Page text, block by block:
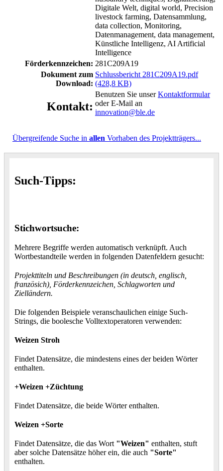
Digitale Welt, digital world, Precision
livestock farming, Datensammlung,
data collection, Monitoring,
Datenmanagement, data management,
Künstliche Intelligenz, AI Artificial
Intelligence
Förderkennzeichen: 281C209A19
Dokument zum
Download:
Schlussbericht 281C209A19.pdf
(428,8 KB)
Kontakt:
Benutzen Sie unserKontaktformular
oder E-Mail an
innovation@ble.de
Übergreifende Suche in allen Vorhaben des Projektträgers...
Such-Tipps:
Stichwortsuche:
Mehrere Begriffe werden automatisch verknüpft. Auch
Wortbestandteile werden in folgenden Datenfeldern gesucht:
Projekttiteln und Beschreibungen (in deutsch, englisch,
französich), Förderkennzeichen, Schlagworten und
Zielländern.
Die folgenden Beispiele veranschaulichen einige Such-
Strings, die boolesche Volltextoperatoren verwenden:
Weizen Stroh
Findet Datensätze, die mindestens eines der beiden Wörter
enthalten.
+Weizen +Züchtung
Findet Datensätze, die beide Wörter enthalten.
Weizen +Sorte
Findet Datensätze, die das Wort "Weizen" enthalten, stuft
aber solche Datensätze höher ein, die auch "Sorte"
enthalten.